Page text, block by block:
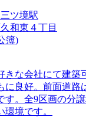
ツ境駅
和東４丁目
簿)
きな会社にて建築
に良好。前面道路
す。全9区画の分
環境です。